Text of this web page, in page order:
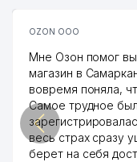
OZON ООО
Мне Озон помог
магазин в
вовремя поняла,
Самое трудное
весь страх сразу
берет на себя